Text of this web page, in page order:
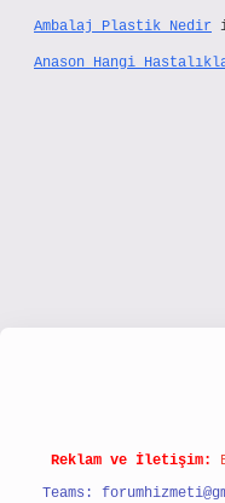
Ambalaj Plastik Nedir
Anason Hangi
Reklam ve İletişim:
Teams: